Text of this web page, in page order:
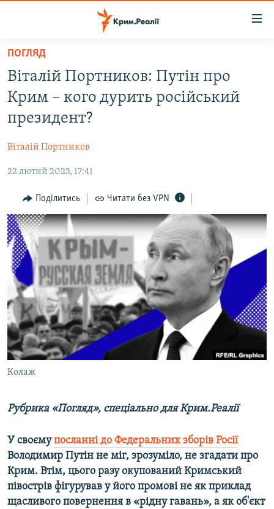
Перейти
основного
матеріалу
Перейти
до
основної
Перейти
пошуку
ВІДЕО ТА ФОТО
БЛОГИ
ПОГЛЯД
ІНТЕРВ'Ю
ВСЕ ЗА ДЕНЬ
СПЕЦПРОЕКТИ
ДЕПОРТАЦІЯ
ВІДЕОУРОКИ «ELIFBE»
СВІДЧЕННЯ ОКУПАЦІЇ
УКРАЇНСЬКА ПРОБЛЕМА КРИМУ
ІНФОГРАФІКА
ЯК ОБІЙТИ БЛОКУВАННЯ
Русский
Qırımtatar
ДОЛУЧАЙСЯ!
Усі сайти RFE/RL
ПОГЛЯД
Віталій Портников: Путін про
Крим – кого дурить російський
президент?
Віталій Портников
22 лютий 2023, 17:41
Поділитись Читати без VPN
Колаж
Рубрика «Погляд», спеціально для Крим.Реалії
У своємупосланні до Федеральних зборів Росії
Володимир Путін не міг, зрозуміло, не згадати про
Крим. Втім, цього разу окупований Кримський
півострів фігурував у його промові не як приклад
щасливого повернення в «рідну гавань», а як об'єкт